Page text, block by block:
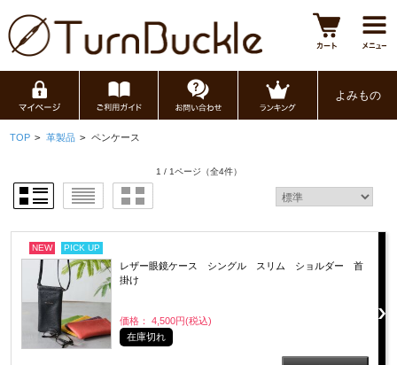
よみもの
TOP > 革製品 > ペンケース
1 / 1ページ （全4件）
NEW PICK UP
レザー眼鏡ケース シングル スリム ショルダー 首
掛け
価格： 4,500円(税込)
在庫切れ